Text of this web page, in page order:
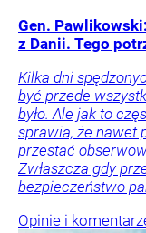
Gen.
z Danii. Tego
Kilka dni
być przede
było. Ale jak to
sprawia, że nawet
przestać
Zwłaszcza gdy
bezpieczeństwo
Opinie i